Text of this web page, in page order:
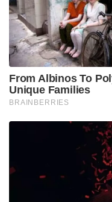
From Albinos To
Unique Families
BRAINBERRIES